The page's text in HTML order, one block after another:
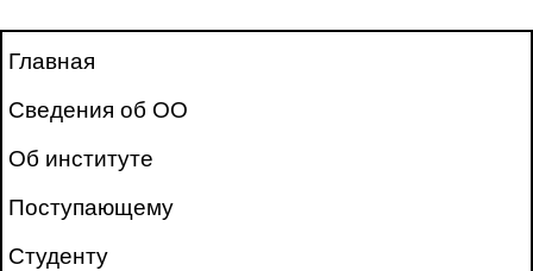
Главная
Сведения об ОО
Об институте
Поступающему
Студенту